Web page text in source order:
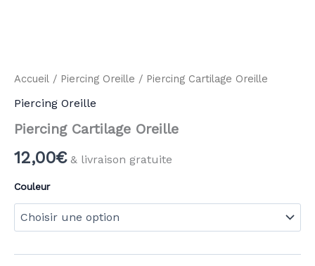
Accueil / Piercing Oreille / Piercing Cartilage Oreille
Piercing Oreille
Piercing Cartilage Oreille
12,00€ & livraison gratuite
Couleur